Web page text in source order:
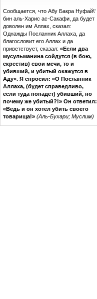
Сообщается, что Абу Бакра Нуфай\'
бин аль-Харис ас-Сакафи, да будет
доволен им Аллах, сказал:
Однажды Посланник Аллаха, да
благословит его Аллах и да
приветствует, сказал: «Если два
мусульманина сойдутся (в бою,
скрестив) свои мечи, то и
убивший, и убитый окажутся в
Аду». Я спросил: «О Посланник
Аллаха, (будет справедливо,
если туда попадет) убивший, но
почему же убитый?!» Он ответил:
«Ведь и он хотел убить своего
товарища!» (Аль-Бухари; Муслим)